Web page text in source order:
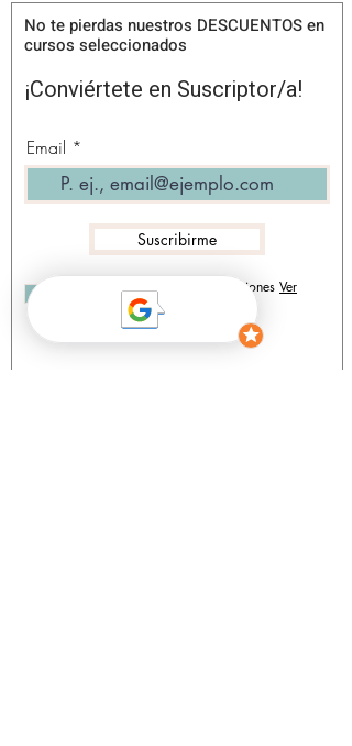
No te pierdas nuestros DESCUENTOS en
cursos seleccionados
¡Conviértete en Suscriptor/a!
Email
Suscribirme
Acepto los términos y condiciones Ver
política de privacidad